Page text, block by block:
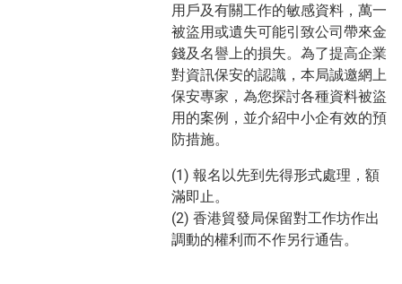
用戶及有關工作的敏感資料，萬一
被盜用或遺失可能引致公司帶來金
錢及名譽上的損失。為了提高企業
對資訊保安的認識，本局誠邀網上
保安專家，為您探討各種資料被盜
用的案例，並介紹中小企有效的預
防措施。
(1) 報名以先到先得形式處理，額
滿即止。
(2) 香港貿發局保留對工作坊作出
調動的權利而不作另行通告。